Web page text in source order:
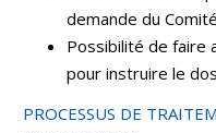
demande du
Possibilité de faire
pour instruire le
PROCESSUS DE